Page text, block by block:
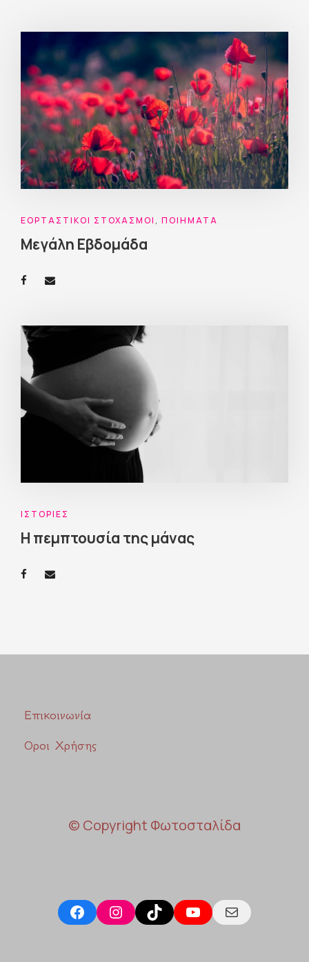
ΕΟΡΤΑΣΤΙΚΟΊ ΣΤΟΧΑΣΜΟΊ, ΠΟΙΉΜΑΤΑ
Μεγάλη Εβδομάδα
ΙΣΤΟΡΊΕΣ
Η πεμπτουσία της μάνας
Επικοινωνία
Οροι Χρήσης
© Copyright Φωτοσταλίδα
Facebook Instagram TikTok YouTube